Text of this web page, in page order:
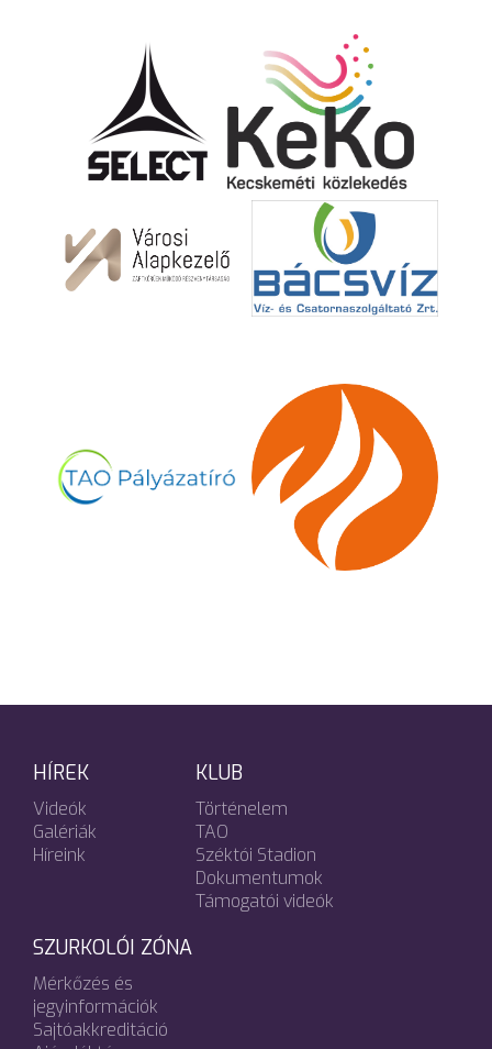
HÍREK
Videók
Galériák
Híreink
KLUB
Történelem
TAO
Széktói Stadion
Dokumentumok
Támogatói videók
SZURKOLÓI ZÓNA
Mérkőzés és
jegyinformációk
Sajtóakkreditáció